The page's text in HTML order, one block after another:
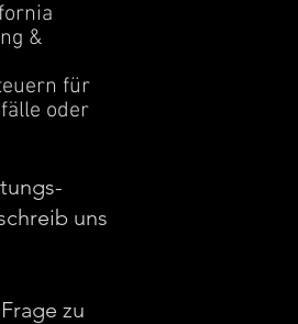
&
für
oder
uns
zu